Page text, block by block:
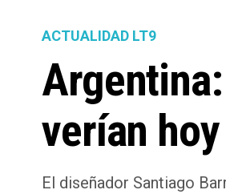
ACTUALIDAD LT9
verían
El diseñador Santiago